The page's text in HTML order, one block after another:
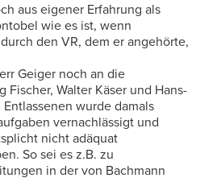
aus eigener Erfahrung als
wie es ist, wenn
den VR, dem er angehörte,
Geiger noch an die
Fischer, Walter Käser und Hans-
wurde damals
vernachlässigt und
nicht adäquat
So sei es z.B. zu
in der von Bachmann